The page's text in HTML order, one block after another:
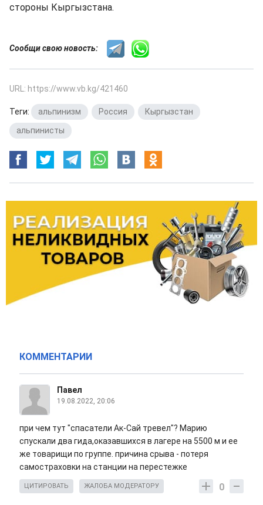
стороны Кыргызстана.
Сообщи свою новость:
URL: https://www.vb.kg/421460
Теги: альпинизм Россия Кыргызстан
альпинисты
КОММЕНТАРИИ
Павел
19.08.2022, 20:06
при чем тут "спасатели Ак-Сай тревел"? Марию
спускали два гида,оказавшихся в лагере на 5500 м и ее
же товарищи по группе. причина срыва - потеря
самостраховки на станции на перестежке
0
ЦИТИРОВАТЬ ЖАЛОБА МОДЕРАТОРУ